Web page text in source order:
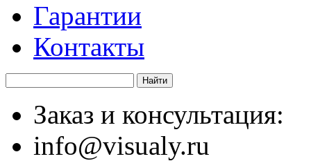
Гарантии
Контакты
Заказ и консультация:
info@visualy.ru